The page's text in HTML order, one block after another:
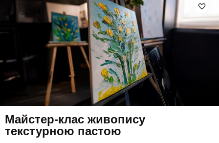
Майстер-клас живопису
текстурною пастою